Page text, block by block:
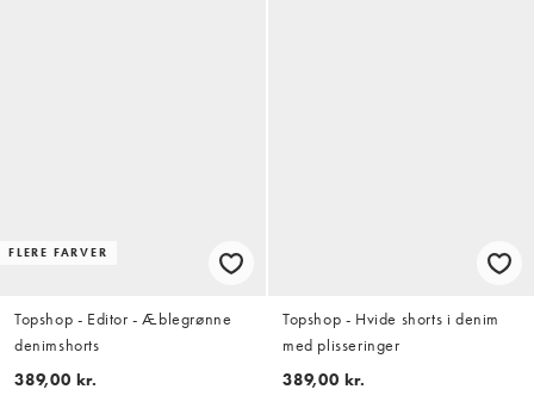
FLERE FARVER
Topshop - Editor - Æblegrønne
denimshorts
389,00 kr.
Topshop - Hvide shorts i denim
med plisseringer
389,00 kr.